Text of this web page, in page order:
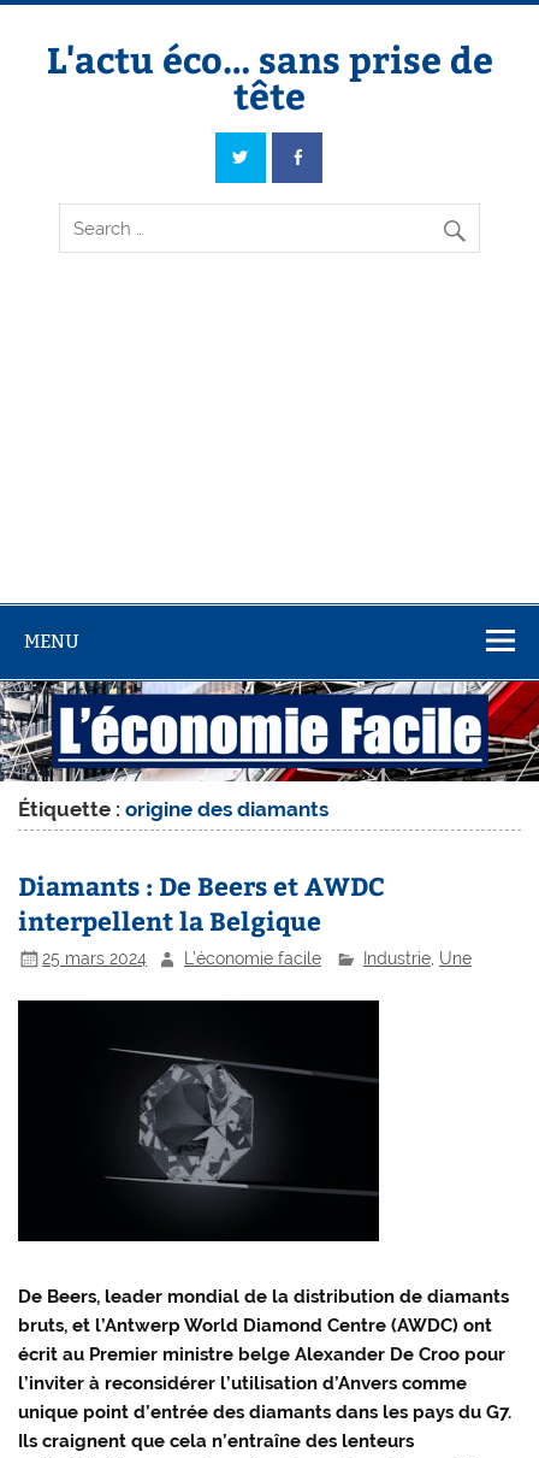
Skip
contentL'actu éco… sans prise de
tête
L'actu éco… sans prise de tête
MENU
Étiquette :origine des diamants
Diamants : De Beers et AWDC
interpellent la Belgique
25 mars 2024 L'économie facile Industrie, Une
De Beers, leader mondial de la distribution de diamants
bruts, et l’Antwerp World Diamond Centre (AWDC) ont
écrit au Premier ministre belge Alexander De Croo pour
l’inviter à reconsidérer l’utilisation d’Anvers comme
unique point d’entrée des diamants dans les pays du G7.
Ils craignent que cela n’entraîne des lenteurs